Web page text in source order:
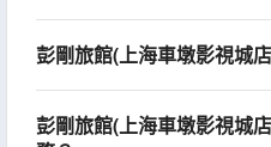
彭剛旅館(上海車墩影視城
彭剛旅館(上海車墩影視城